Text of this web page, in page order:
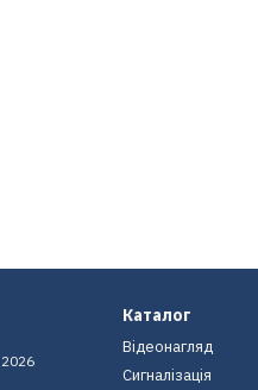
Каталог
Відеонагляд
Сигналізація